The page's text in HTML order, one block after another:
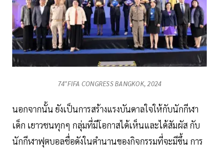
74"FIFA CONGRESS BANGKOK, 2024
นอกจากนั้น ยังเป็นการสร้างแรงบันดาลใจให้กับนักกีฬา
เด็ก เยาวชนทุกๆ กลุ่มที่มีโอกาสได้เห็นและได้สัมผัส กับ
นักกีฬาฟุตบอลชื่อดังในตำนานของกิจกรรมที่จะมีขึ้น การ